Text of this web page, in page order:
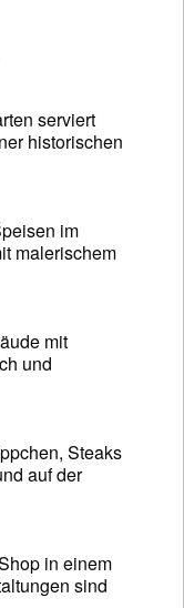
serviert
historischen
im
malerischem
mit
und
Steaks
auf der
in einem
sind